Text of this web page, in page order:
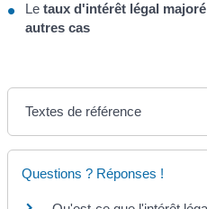
Letaux d'intérêt légal majoré
autres cas
Textes de référence
Questions ? Réponses !